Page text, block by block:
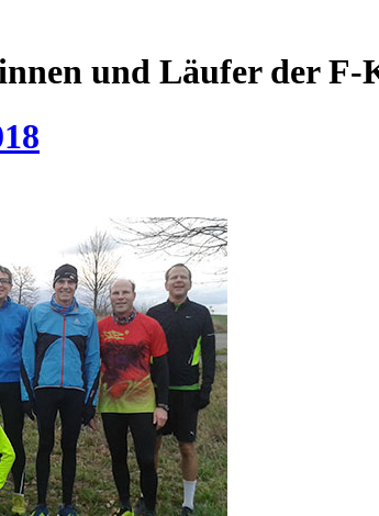
und Läufer der F-